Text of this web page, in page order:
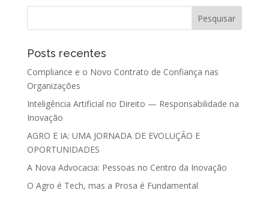
Posts recentes
Compliance e o Novo Contrato de Confiança nas
Organizações
Inteligência Artificial no Direito — Responsabilidade na
Inovação
AGRO E IA: UMA JORNADA DE EVOLUÇÃO E
OPORTUNIDADES
A Nova Advocacia: Pessoas no Centro da Inovação
O Agro é Tech, mas a Prosa é Fundamental